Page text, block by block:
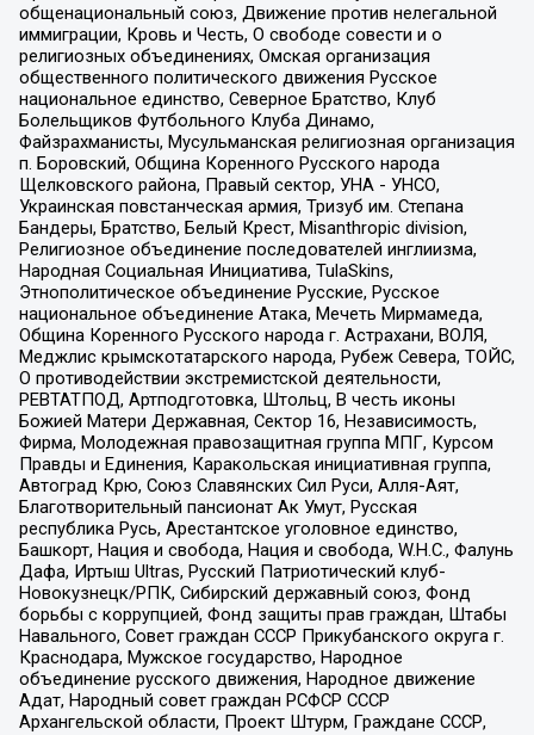
общенациональный союз, Движение против нелегальной
иммиграции, Кровь и Честь, О свободе совести и о
религиозных объединениях, Омская организация
общественного политического движения Русское
национальное единство, Северное Братство, Клуб
Болельщиков Футбольного Клуба Динамо,
Файзрахманисты, Мусульманская религиозная организация
п. Боровский, Община Коренного Русского народа
Щелковского района, Правый сектор, УНА - УНСО,
Украинская повстанческая армия, Тризуб им. Степана
Бандеры, Братство, Белый Крест, Misanthropic division,
Религиозное объединение последователей инглиизма,
Народная Социальная Инициатива, TulaSkins,
Этнополитическое объединение Русские, Русское
национальное объединение Атака, Мечеть Мирмамеда,
Община Коренного Русского народа г. Астрахани, ВОЛЯ,
Меджлис крымскотатарского народа, Рубеж Севера, ТОЙС,
О противодействии экстремистской деятельности,
РЕВТАТПОД, Артподготовка, Штольц, В честь иконы
Божией Матери Державная, Сектор 16, Независимость,
Фирма, Молодежная правозащитная группа МПГ, Курсом
Правды и Единения, Каракольская инициативная группа,
Автоград Крю, Союз Славянских Сил Руси, Алля-Аят,
Благотворительный пансионат Ак Умут, Русская
республика Русь, Арестантское уголовное единство,
Башкорт, Нация и свобода, Нация и свобода, W.H.С., Фалунь
Дафа, Иртыш Ultras, Русский Патриотический клуб-
Новокузнецк/РПК, Сибирский державный союз, Фонд
борьбы с коррупцией, Фонд защиты прав граждан, Штабы
Навального, Совет граждан СССР Прикубанского округа г.
Краснодара, Мужское государство, Народное
объединение русского движения, Народное движение
Адат, Народный совет граждан РСФСР СССР
Архангельской области, Проект Штурм, Граждане СССР,